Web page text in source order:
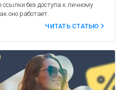
без доступа к личному
оно работает.
ЧИТАТЬ СТАТЬЮ